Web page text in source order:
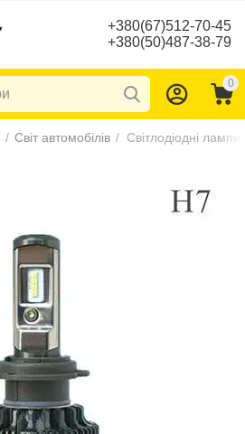
+380(67)512-70-45
+380(50)487-38-79
0
/ Світ автомобілів / Світлодіодні